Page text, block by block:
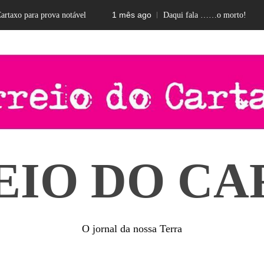
para prova notável 1 mês ago Daqui fala ……o morto! 2
DO
O jornal da nossa Terra